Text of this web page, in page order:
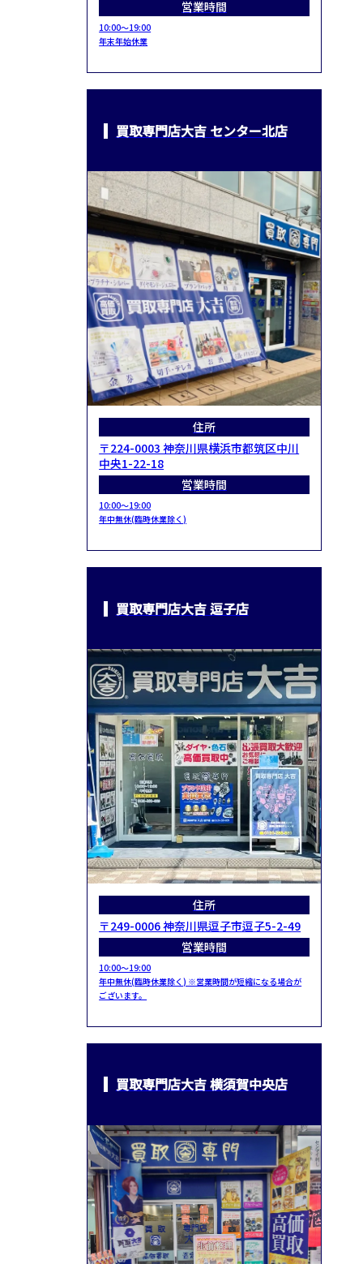
営業時間
10:00～19:00
年末年始休業
買取専門店大吉 センター北店
住所
〒224-0003 神奈川県横浜市都筑区中川
中央1-22-18
営業時間
10:00～19:00
年中無休(臨時休業除く)
買取専門店大吉 逗子店
住所
〒249-0006 神奈川県逗子市逗子5-2-49
営業時間
10:00～19:00
年中無休(臨時休業除く) ※営業時間が短縮になる場合が
ございます。
買取専門店大吉 横須賀中央店